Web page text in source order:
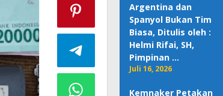
Argentina dan
Spanyol Bukan Tim
Biasa, Ditulis oleh :
Helmi Rifai, SH,
Pimpinan …
Juli 16, 2026
Kemnaker Petakan